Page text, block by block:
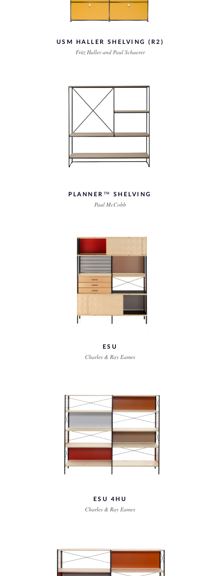
USM HALLER SHELVING (R2)
Fritz Haller and Paul Schaerer
PLANNER™ SHELVING
Paul McCobb
ESU
Charles & Ray Eames
ESU 4HU
Charles & Ray Eames